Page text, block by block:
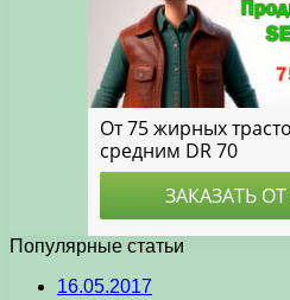
Популярные статьи
16.05.2017